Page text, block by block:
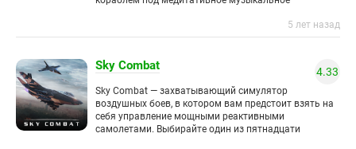
5 лет назад
Sky Combat 4.33
Sky Combat — захватывающий симулятор
воздушных боев, в котором вам предстоит взять на
себя управление мощными реактивными
самолетами. Выбирайте один из пятнадцати